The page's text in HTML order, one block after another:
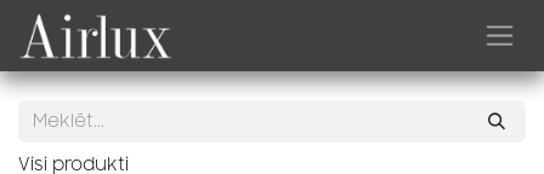
Skip to Content
Visi produkti